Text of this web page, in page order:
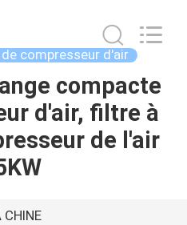
compresseur d'air
compacte
d'air, filtre à
de l'air
CHINE